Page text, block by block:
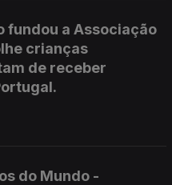
fundou a Associação
crianças
de receber
do Mundo -